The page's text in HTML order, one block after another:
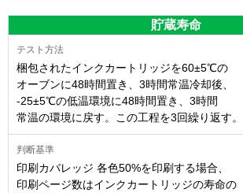
貯蔵寿命
梱包されたインクカートリッジを60±5℃の
オーブンに48時間置き、3時間常温冷却後、
-25±5℃の低温環境に48時間置き、3時間
常温の環境に戻す。この工程を3回繰り返す。
印刷カバレッジ 各色50%を印刷する場合、
印刷ページ数はインクカートリッジの寿命の